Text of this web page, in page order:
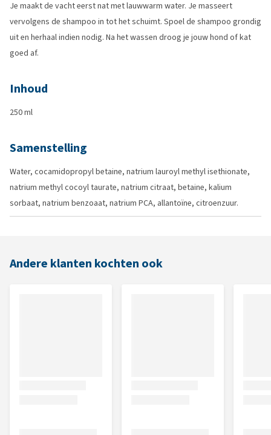
Je maakt de vacht eerst nat met lauwwarm water. Je masseert
vervolgens de shampoo in tot het schuimt. Spoel de shampoo grondig
uit en herhaal indien nodig. Na het wassen droog je jouw hond of kat
goed af.
Inhoud
250 ml
Samenstelling
Water, cocamidopropyl betaine, natrium lauroyl methyl isethionate,
natrium methyl cocoyl taurate, natrium citraat, betaine, kalium
sorbaat, natrium benzoaat, natrium PCA, allantoïne, citroenzuur.
Andere klanten kochten ook